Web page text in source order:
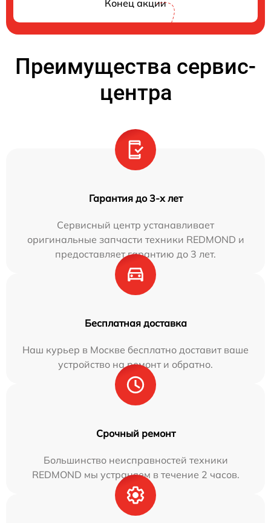
Конец акции
Преимущества сервис-
центра
Гарантия до 3-х лет
Сервисный центр устанавливает
оригинальные запчасти техники REDMOND и
предоставляет гарантию до 3 лет.
Бесплатная доставка
Наш курьер в Москве бесплатно доставит ваше
устройство на ремонт и обратно.
Срочный ремонт
Большинство неисправностей техники
REDMOND мы устраняем в течение 2 часов.